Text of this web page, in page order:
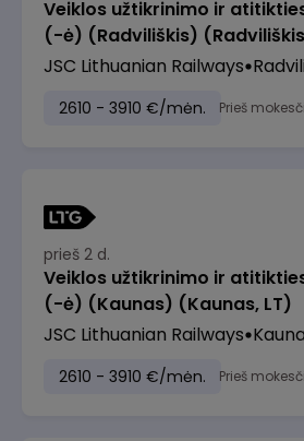
Veiklos užtikrinimo ir
(-ė) (Radviliškis)
JSC Lithuanian Railways
2610 - 3910 €/mėn. Prieš
prieš 2 d.
Veiklos užtikrinimo ir
(-ė) (Kaunas) (Kaunas, LT)
JSC Lithuanian Railways
2610 - 3910 €/mėn. Prieš